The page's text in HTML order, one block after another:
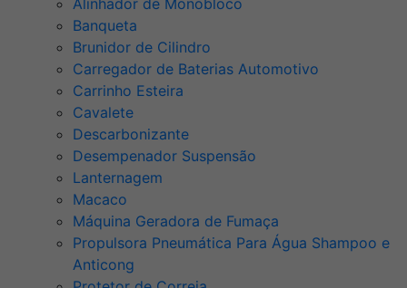
Alinhador de Monobloco
Banqueta
Brunidor de Cilindro
Carregador de Baterias Automotivo
Carrinho Esteira
Cavalete
Descarbonizante
Desempenador Suspensão
Lanternagem
Macaco
Máquina Geradora de Fumaça
Propulsora Pneumática Para Água Shampoo e
Anticong